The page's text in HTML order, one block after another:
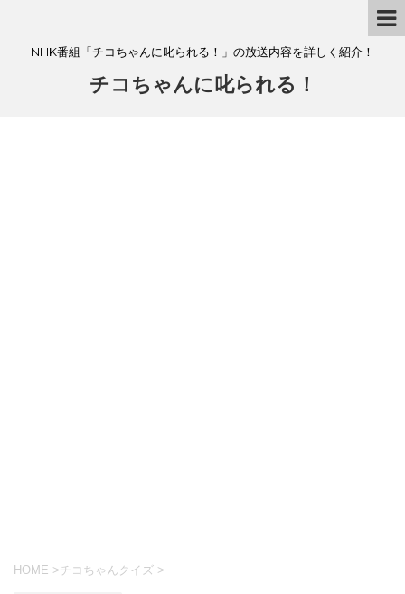
NHK番組「チコちゃんに叱られる！」の放送内容を詳しく紹介！
チコちゃんに叱られる！
HOME >チコちゃんクイズ >